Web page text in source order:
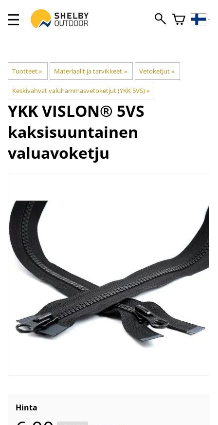
Tuotteet‪» Materiaalit ja tarvikkeet ‪» Vetoketjut‪»
Keskivahvat valuhammasvetoketjut (YKK 5VS)‪»
YKKVISLON® 5VS
kaksisuuntainen
valuavoketju
Hinta